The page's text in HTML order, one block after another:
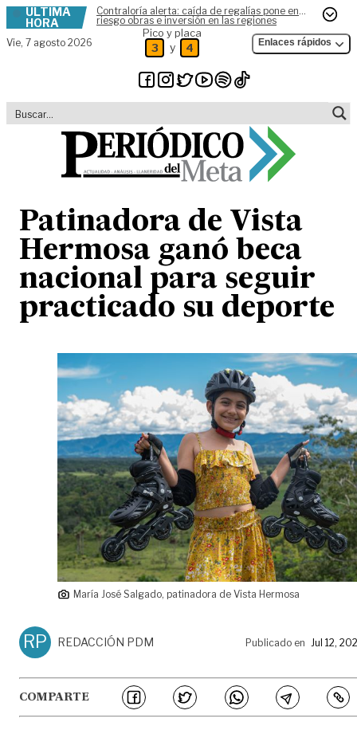
Skip to content
ÚLTIMA
HORA
Contraloría alerta: caída de regalías pone en
riesgo obras e inversión en las regiones
Vie, 7 agosto 2026
Pico y placa
3 y 4 Enlaces rápidos
Patinadora de Vista
Hermosa ganó beca
nacional para seguir
practicado su deporte
María José Salgado, patinadora de Vista Hermosa
RP REDACCIÓN PDM Publicado en Jul 12,
COMPARTE